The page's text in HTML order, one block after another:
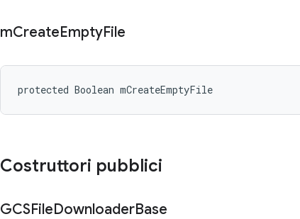
mCreateEmptyFile
protected Boolean mCreateEmptyFile
Costruttori pubblici
GCSFileDownloaderBase